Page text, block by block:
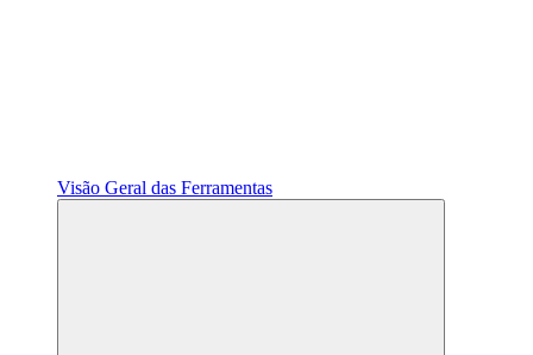
Visão Geral das Ferramentas